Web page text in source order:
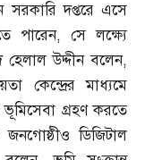
দপ্তরে এসে
পারেন, সে লক্ষ্যে
উদ্দীন বলেন,
কেন্দ্রের মাধ্যমে
গ্রহণ করতে
জনগোষ্ঠীও ডিজিটাল